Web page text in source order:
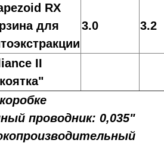
RX
для
3.0 3.2
II
проводник: 0,035"